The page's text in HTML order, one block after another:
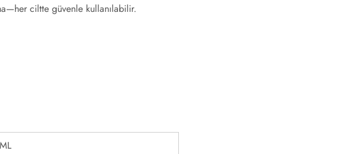
ciltte güvenle kullanılabilir.